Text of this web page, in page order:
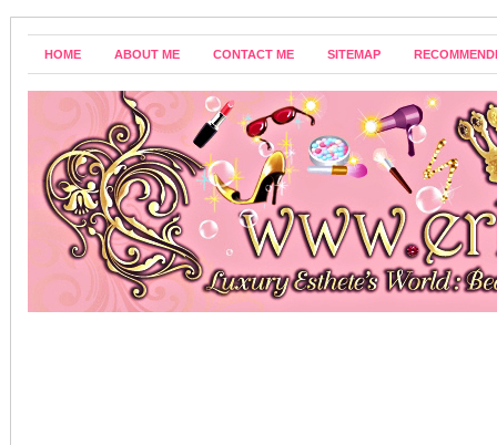
HOME ABOUT ME CONTACT ME SITEMAP